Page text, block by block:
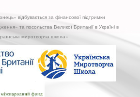
відбувається за фінансової підтримки
та посольства Великої Британії в Україні в
миротворча школа»